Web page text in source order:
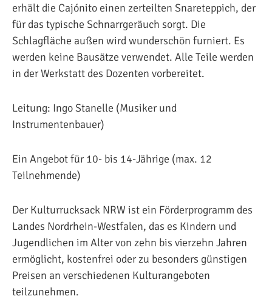
erhält die Cajónito einen zerteilten Snareteppich, der
für das typische Schnarrgeräuch sorgt. Die
Schlagfläche außen wird wunderschön furniert. Es
werden keine Bausätze verwendet. Alle Teile werden
in der Werkstatt des Dozenten vorbereitet.
Leitung: Ingo Stanelle (Musiker und
Instrumentenbauer)
Ein Angebot für 10- bis 14-Jährige (max. 12
Teilnehmende)
Der Kulturrucksack NRW ist ein Förderprogramm des
Landes Nordrhein-Westfalen, das es Kindern und
Jugendlichen im Alter von zehn bis vierzehn Jahren
ermöglicht, kostenfrei oder zu besonders günstigen
Preisen an verschiedenen Kulturangeboten
teilzunehmen.